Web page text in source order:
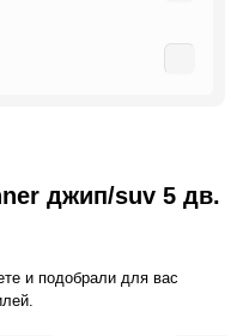
главную
«рабочей
и крепкий
джип/suv 5 дв.
и подобрали для вас